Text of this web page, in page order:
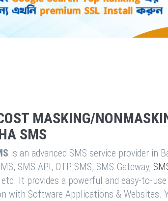
MASKING/
SMS
is an advanced SMS service provider in
SMS API, OTP SMS, SMS Gateway,
It provides a powerful and easy-to-
with Software Applications & Websites.